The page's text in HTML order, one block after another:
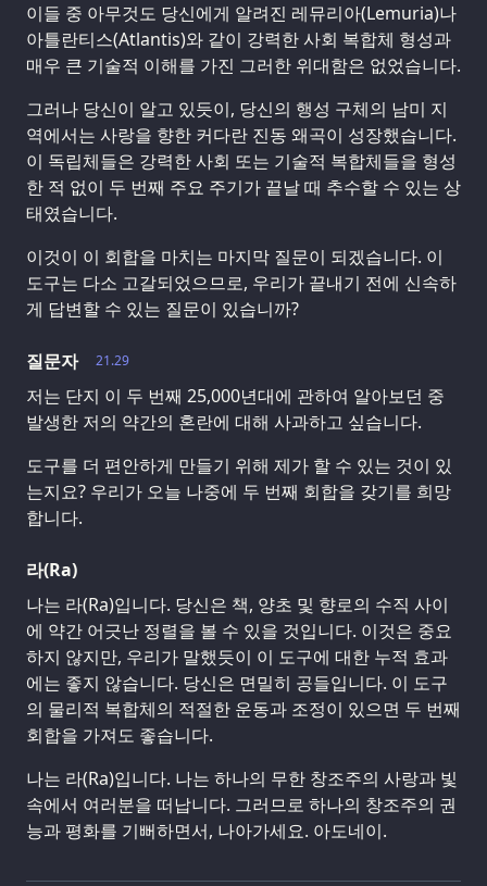
이들 중 아무것도 당신에게 알려진 레뮤리아(Lemuria)나
아틀란티스(Atlantis)와 같이 강력한 사회 복합체 형성과
매우 큰 기술적 이해를 가진 그러한 위대함은 없었습니다.
그러나 당신이 알고 있듯이, 당신의 행성 구체의 남미 지
역에서는 사랑을 향한 커다란 진동 왜곡이 성장했습니다.
이 독립체들은 강력한 사회 또는 기술적 복합체들을 형성
한 적 없이 두 번째 주요 주기가 끝날 때 추수할 수 있는 상
태였습니다.
이것이 이 회합을 마치는 마지막 질문이 되겠습니다. 이
도구는 다소 고갈되었으므로, 우리가 끝내기 전에 신속하
게 답변할 수 있는 질문이 있습니까?
21.29
질문자
저는 단지 이 두 번째 25,000년대에 관하여 알아보던 중
발생한 저의 약간의 혼란에 대해 사과하고 싶습니다.
도구를 더 편안하게 만들기 위해 제가 할 수 있는 것이 있
는지요? 우리가 오늘 나중에 두 번째 회합을 갖기를 희망
합니다.
라(Ra)
나는 라(Ra)입니다. 당신은 책, 양초 및 향로의 수직 사이
에 약간 어긋난 정렬을 볼 수 있을 것입니다. 이것은 중요
하지 않지만, 우리가 말했듯이 이 도구에 대한 누적 효과
에는 좋지 않습니다. 당신은 면밀히 공들입니다. 이 도구
의 물리적 복합체의 적절한 운동과 조정이 있으면 두 번째
회합을 가져도 좋습니다.
나는 라(Ra)입니다. 나는 하나의 무한 창조주의 사랑과 빛
속에서 여러분을 떠납니다. 그러므로 하나의 창조주의 권
능과 평화를 기뻐하면서, 나아가세요. 아도네이.